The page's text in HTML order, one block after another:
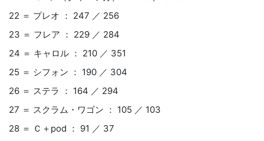
22 ＝ プレオ ： 247 ／ 256
23 ＝ フレア ： 229 ／ 284
24 ＝ キャロル ： 210 ／ 351
25 ＝ シフォン ： 190 ／ 304
26 ＝ ステラ ： 164 ／ 294
27 ＝ スクラム・ワゴン ： 105 ／ 103
28 ＝ Ｃ＋pod ： 91 ／ 37